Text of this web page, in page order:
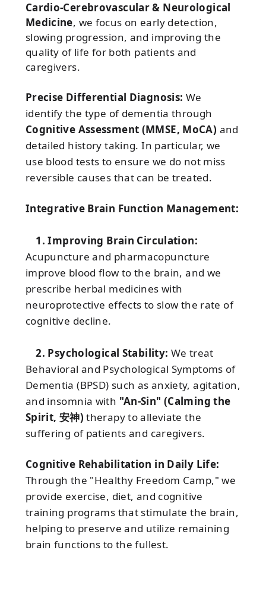
Cardio-Cerebrovascular & Neurological
Medicine, we focus on early detection,
slowing progression, and improving the
quality of life for both patients and
caregivers.
Precise Differential Diagnosis: We
identify the type of dementia through
Cognitive Assessment (MMSE, MoCA) and
detailed history taking. In particular, we
use blood tests to ensure we do not miss
reversible causes that can be treated.
Integrative Brain Function Management:
1. Improving Brain Circulation:
Acupuncture and pharmacopuncture
improve blood flow to the brain, and we
prescribe herbal medicines with
neuroprotective effects to slow the rate of
cognitive decline.
2. Psychological Stability: We treat
Behavioral and Psychological Symptoms of
Dementia (BPSD) such as anxiety, agitation,
and insomnia with "An-Sin" (Calming the
Spirit, 安神) therapy to alleviate the
suffering of patients and caregivers.
Cognitive Rehabilitation in Daily Life:
Through the "Healthy Freedom Camp," we
provide exercise, diet, and cognitive
training programs that stimulate the brain,
helping to preserve and utilize remaining
brain functions to the fullest.